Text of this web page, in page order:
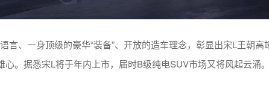
言、一身顶级的豪华“装备”、开放的造车理念，彰显出宋L王朝
心。据悉宋L将于年内上市，届时B级纯电SUV市场又将风起云涌。